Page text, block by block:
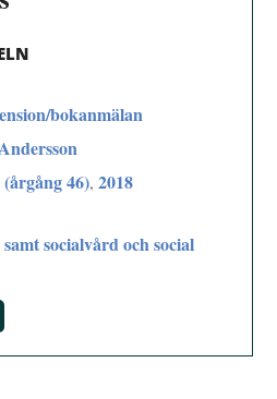
bokanmälan
(årgång 46),2018
socialvård och social